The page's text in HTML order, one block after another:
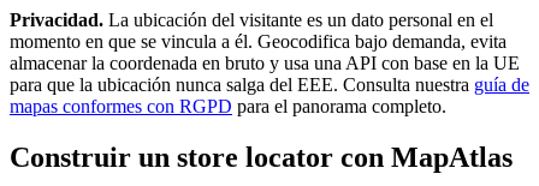
Privacidad. La ubicación del visitante es un dato personal en el
momento en que se vincula a él. Geocodifica bajo demanda, evita
almacenar la coordenada en bruto y usa una API con base en la UE
para que la ubicación nunca salga del EEE. Consulta nuestra guía de
mapas conformes con RGPD para el panorama completo.
Construir un store locator con MapAtlas